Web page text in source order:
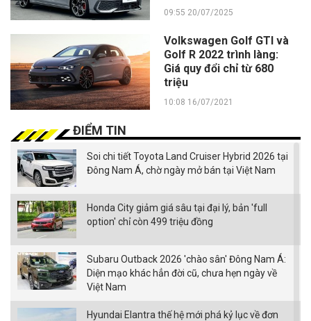
09:55 20/07/2025
Volkswagen Golf GTI và
Golf R 2022 trình làng:
Giá quy đổi chỉ từ 680
triệu
10:08 16/07/2021
ĐIỂM TIN
Soi chi tiết Toyota Land Cruiser Hybrid 2026 tại
Đông Nam Á, chờ ngày mở bán tại Việt Nam
Honda City giảm giá sâu tại đại lý, bản 'full
option' chỉ còn 499 triệu đồng
Subaru Outback 2026 'chào sân' Đông Nam Á:
Diện mạo khác hẳn đời cũ, chưa hẹn ngày về
Việt Nam
Hyundai Elantra thế hệ mới phá kỷ lục về đơn